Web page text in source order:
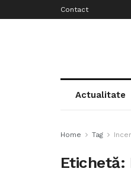
Contact
Actualitate
Home Tag
Etichetă: